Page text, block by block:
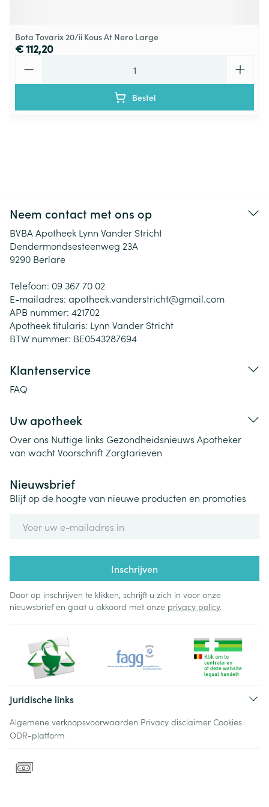
Bota Tovarix 20/ii Kous At Nero Large
€ 112,20
Bestel
Neem contact met ons op
BVBA Apotheek Lynn Vander Stricht
Dendermondsesteenweg 23A
9290 Berlare
Telefoon: 09 367 70 02
E-mailadres: apotheek.vanderstricht@gmail.com
APB nummer: 421702
Apotheek titularis: Lynn Vander Stricht
BTW nummer: BE0543287694
Klantenservice
FAQ
Uw apotheek
Over ons Nuttige links Gezondheidsnieuws Apotheker
van wachtVoorschriftZorgtarieven
Nieuwsbrief
Blijf op de hoogte van nieuwe producten en promoties
Inschrijven
Door op inschrijven te klikken, schrijft u zich in voor onze
nieuwsbrief en gaat u akkoord met onze privacy policy.
Juridische links
Algemene verkoopsvoorwaarden Privacy disclaimer Cookies
ODR-platform